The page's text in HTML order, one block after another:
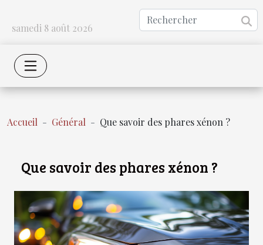
samedi 8 août 2026
Accueil Général Que savoir des phares xénon ?
Que savoir des phares xénon ?